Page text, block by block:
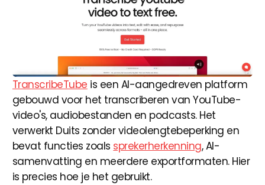
TranscribeTube is een AI-aangedreven platform
gebouwd voor het transcriberen van YouTube-
video's, audiobestanden en podcasts. Het
verwerkt Duits zonder videolengtebeperking en
bevat functies zoals sprekerherkenning, AI-
samenvatting en meerdere exportformaten. Hier
is precies hoe je het gebruikt.